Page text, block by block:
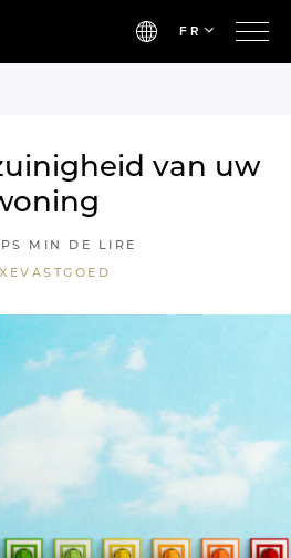
FR
van uw
MIN DE LIRE